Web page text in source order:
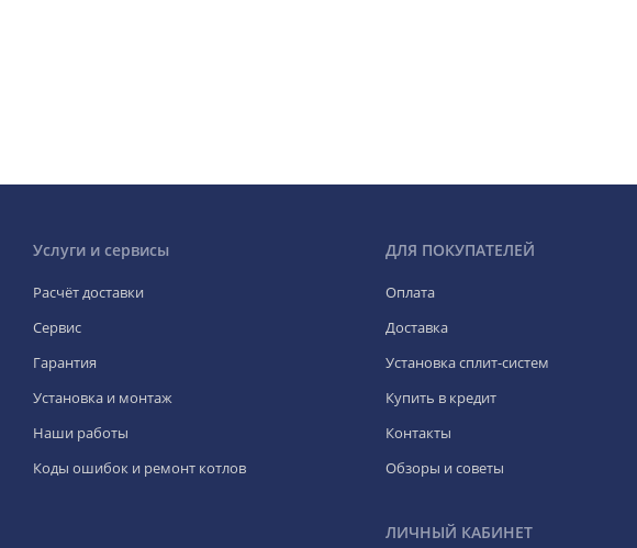
Услуги и сервисы
Расчёт доставки
Сервис
Гарантия
Установка и монтаж
Наши работы
Коды ошибок и ремонт котлов
ДЛЯ ПОКУПАТЕЛЕЙ
Оплата
Доставка
Установка сплит-систем
Купить в кредит
Контакты
Обзоры и советы
ЛИЧНЫЙ КАБИНЕТ